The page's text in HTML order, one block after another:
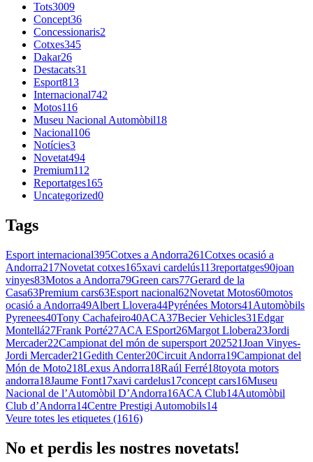
Tots3009
Concept36
Concessionaris2
Cotxes345
Dakar26
Destacats31
Esport813
Internacional742
Motos116
Museu Nacional Automòbil18
Nacional106
Notícies3
Novetat494
Premium112
Reportatges165
Uncategorized0
Tags
Esport internacional395Cotxes a Andorra261Cotxes ocasió a
Andorra217Novetat cotxes165xavi cardelús113reportatges90joan
vinyes83Motos a Andorra79Green cars77Gerard de la
Casa63Premium cars63Esport nacional62Novetat Motos60motos
ocasió a Andorra49Albert Llovera44Pyrénées Motors41 Automòbils
Pyrenees40Tony Cachafeiro40ACA37Becier Vehicles31Edgar
Montellá27Frank Porté27ACA ESport26Margot Llobera23Jordi
Mercader22Campionat del món de supersport 202521Joan Vinyes-
Jordi Mercader21Gedith Center20Circuit Andorra19Campionat del
Món de Moto218Lexus Andorra18Raúl Ferré18toyota motors
andorra18Jaume Font17xavi cardelus17concept cars16Museu
Nacional de l’Automòbil D’Andorra16ACA Club14Automòbil
Club d’Andorra14Centre Prestigi Automobils14
Veure totes les etiquetes (1616)
No et perdis les nostres novetats!